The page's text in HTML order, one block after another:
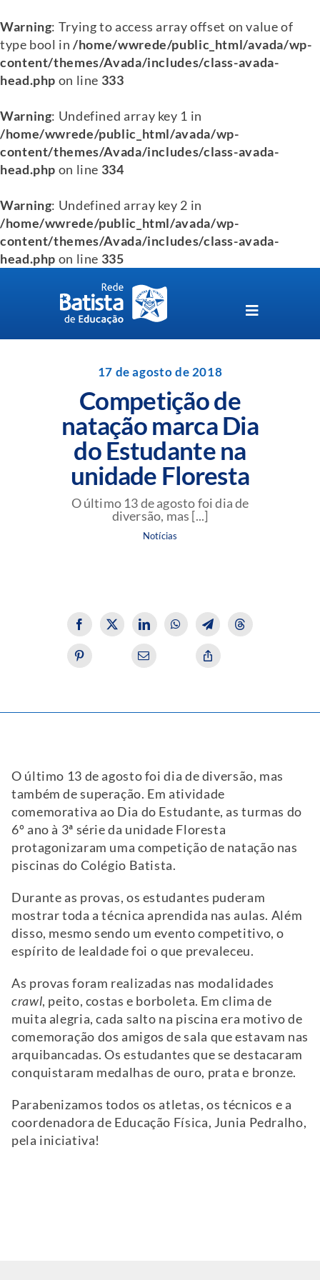
Warning: Trying to access array offset on value of
type bool in/home/wwrede/public_html/avada/wp-
content/themes/Avada/includes/class-avada-
head.php on line 333
Warning: Undefined array key 1 in
/home/wwrede/public_html/avada/wp-
content/themes/Avada/includes/class-avada-
head.php on line 334
Warning: Undefined array key 2 in
/home/wwrede/public_html/avada/wp-
content/themes/Avada/includes/class-avada-
head.php on line 335
Toggle
Navigation
Perguntas Frequentes
Blog da Rede Batista
17 de agosto de 2018
Competição de
natação marca Dia
do Estudante na
unidade Floresta
O último 13 de agosto foi dia de
diversão, mas [...]
Notícias
O último 13 de agosto foi dia de diversão, mas
também de superação. Em atividade
comemorativa ao Dia do Estudante, as turmas do
6º ano à 3ª série da unidade Floresta
protagonizaram uma competição de natação nas
piscinas do Colégio Batista.
Durante as provas, os estudantes puderam
mostrar toda a técnica aprendida nas aulas. Além
disso, mesmo sendo um evento competitivo, o
espírito de lealdade foi o que prevaleceu.
As provas foram realizadas nas modalidades
crawl, peito, costas e borboleta. Em clima de
muita alegria, cada salto na piscina era motivo de
comemoração dos amigos de sala que estavam nas
arquibancadas. Os estudantes que se destacaram
conquistaram medalhas de ouro, prata e bronze.
Parabenizamos todos os atletas, os técnicos e a
coordenadora de Educação Física, Junia Pedralho,
pela iniciativa!